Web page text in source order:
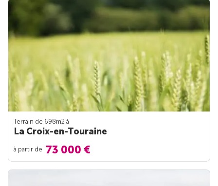
Terrain de 698m2 à
La Croix-en-Touraine
à partir de 73 000 €